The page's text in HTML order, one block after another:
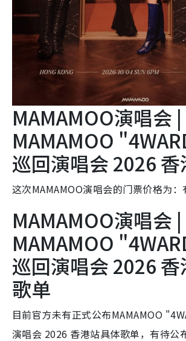
MAMAMOO演唱会 |
MAMAMOO
巡回演唱会 2026
这次MAMAMOO演唱会的门票价格为：
MAMAMOO演唱会 |
MAMAMOO
巡回演唱会 2026
歌单
目前官方未有正式公布MAMAMOO
演唱会 2026 香港站具体歌单，有待公